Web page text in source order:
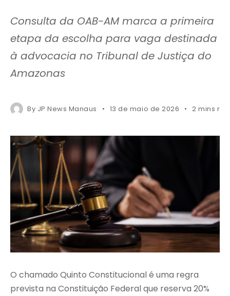
Consulta da OAB-AM marca a primeira
etapa da escolha para vaga destinada
à advocacia no Tribunal de Justiça do
Amazonas
By JP News Manaus 13 de maio de 2026 2 mins
O chamado Quinto Constitucional é uma regra
prevista na Constituição Federal que reserva 20%